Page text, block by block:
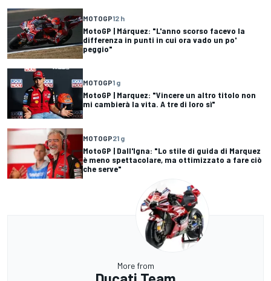
MOTOGP12 h
MotoGP | Márquez: "L'anno scorso facevo la
differenza in punti in cui ora vado un po'
peggio"
MOTOGP1 g
MotoGP | Marquez: "Vincere un altro titolo non
mi cambierà la vita. A tre di loro sì"
MOTOGP21 g
MotoGP | Dall'Igna: "Lo stile di guida di Marquez
è meno spettacolare, ma ottimizzato a fare ciò
che serve"
More from